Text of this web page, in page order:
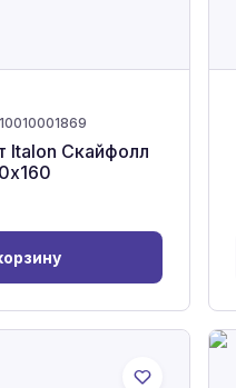
Italon Скайфолл